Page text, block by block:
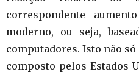
correspondente
moderno, ou seja,
computadores. Isto não
composto pelos Estados